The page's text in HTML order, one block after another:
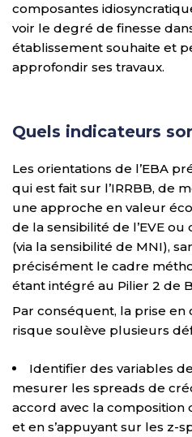
composantes
voir le degré de finesse
établissement souhaite et
approfondir ses travaux.
Quels indicateurs
Les orientations de l’EBA
qui est fait sur l’IRRBB, de
une approche en valeur
de la sensibilité de l’EVE
(via la sensibilité de MNI),
précisément le cadre
étant intégré au Pilier 2 de
Par conséquent, la prise
risque soulève plusieurs
Identifier des variables
mesurer les spreads de
accord avec la
et en s’appuyant sur les z-